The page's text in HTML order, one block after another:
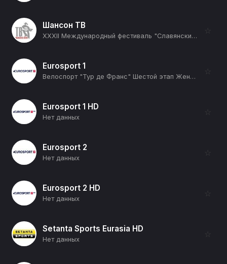
Шансон ТВ
XXXII Международный фестиваль "Славянский базар в Витебске" (12+)
☆
Eurosport 1
Велоспорт "Тур де Франс" Шестой этап Женщины (12+)
☆
Eurosport 1 HD
Нет данных
☆
Eurosport 2
Нет данных
☆
Eurosport 2 HD
Нет данных
☆
Setanta Sports Eurasia HD
Нет данных
☆